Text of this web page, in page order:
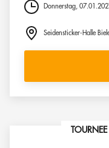
Donnerstag,
Seidensticker-Halle